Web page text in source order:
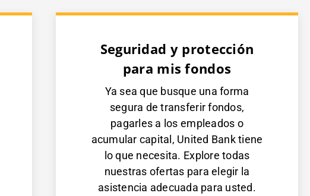
Seguridad y protección
para mis fondos
Ya sea que busque una forma
segura de transferir fondos,
pagarles a los empleados o
acumular capital, United Bank tiene
lo que necesita. Explore todas
nuestras ofertas para elegir la
asistencia adecuada para usted.